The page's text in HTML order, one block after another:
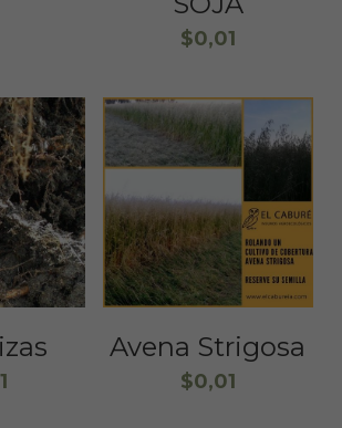
$0,01
Avena Strigosa
$0,01